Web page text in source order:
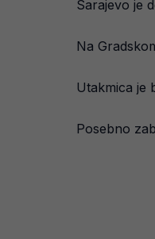
Sarajevo je
Na
Utakmica je
Posebno